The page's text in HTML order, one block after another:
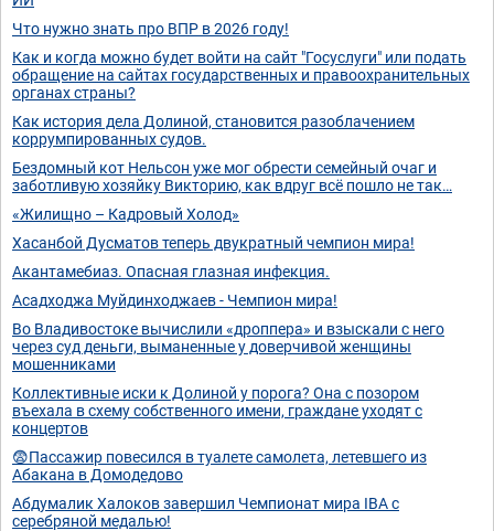
Что нужно знать про ВПР в 2026 году!
Как и когда можно будет войти на сайт "Госуслуги" или подать
обращение на сайтах государственных и правоохранительных
органах страны?
Как история дела Долиной, становится разоблачением
коррумпированных судов.
Бездомный кот Нельсон уже мог обрести семейный очаг и
заботливую хозяйку Викторию, как вдруг всё пошло не так…
«Жилищно – Кадровый Холод»
Хасанбой Дусматов теперь двукратный чемпион мира!
Акантамебиаз. Опасная глазная инфекция.
Асадходжа Муйдинходжаев - Чемпион мира!
Во Владивостоке вычислили «дроппера» и взыскали с него
через суд деньги, выманенные у доверчивой женщины
мошенниками
Коллективные иски к Долиной у порога? Она с позором
въехала в схему собственного имени, граждане уходят с
концертов
😨Пассажир повесился в туалете самолета, летевшего из
Абакана в Домодедово
Абдумалик Халоков завершил Чемпионат мира IBA с
серебряной медалью!